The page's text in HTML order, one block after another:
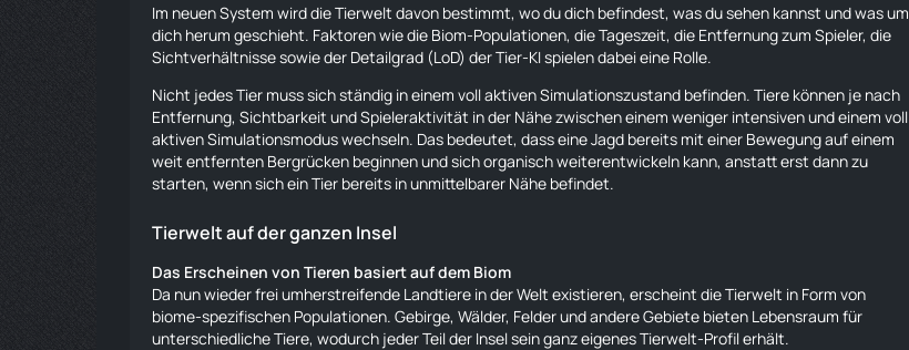
Im neuen System wird die Tierwelt davon bestimmt, wo du dich befindest, was du sehen kannst und was um
dich herum geschieht. Faktoren wie die Biom-Populationen, die Tageszeit, die Entfernung zum Spieler, die
Sichtverhältnisse sowie der Detailgrad (LoD) der Tier-KI spielen dabei eine Rolle.
Nicht jedes Tier muss sich ständig in einem voll aktiven Simulationszustand befinden.Tiere können je nach
Entfernung, Sichtbarkeit und Spieleraktivität in der Nähe zwischen einem weniger intensiven und einem voll
aktiven Simulationsmodus wechseln. Das bedeutet, dass eine Jagd bereits mit einer Bewegung auf einem
weit entfernten Bergrücken beginnen und sich organisch weiterentwickeln kann, anstatt erst dann zu
starten, wenn sich ein Tier bereits in unmittelbarer Nähe befindet.
Tierwelt auf der ganzen Insel
Das Erscheinen von Tieren basiert auf dem Biom
Da nun wieder frei umherstreifende Landtiere in der Welt existieren, erscheint die Tierwelt in Form von
biome-spezifischen Populationen. Gebirge, Wälder, Felder und andere Gebiete bieten Lebensraum für
unterschiedlicheTiere, wodurch jeder Teil der Insel sein ganz eigenes Tierwelt-Profil erhält.